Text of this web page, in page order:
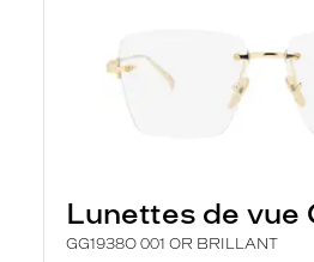
Lunettes de vue
GG1938O 001 OR BRILLANT